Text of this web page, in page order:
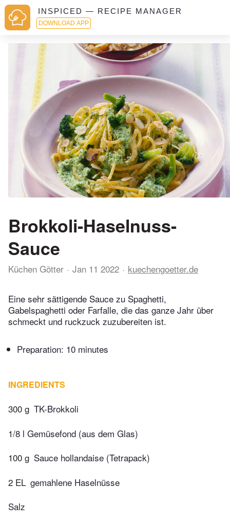
INSPICED — RECIPE MANAGER
DOWNLOAD APP
Brokkoli-Haselnuss-
Sauce
Küchen Götter Jan 11 2022 kuechengoetter.de
Eine sehr sättigende Sauce zu Spaghetti,
Gabelspaghetti oder Farfalle, die das ganze Jahr über
schmeckt und ruckzuck zuzubereiten ist.
Preparation: 10 minutes
INGREDIENTS
300 g TK-Brokkoli
1/8 l Gemüsefond (aus dem Glas)
100 g Sauce hollandaise (Tetrapack)
2 EL gemahlene Haselnüsse
Salz